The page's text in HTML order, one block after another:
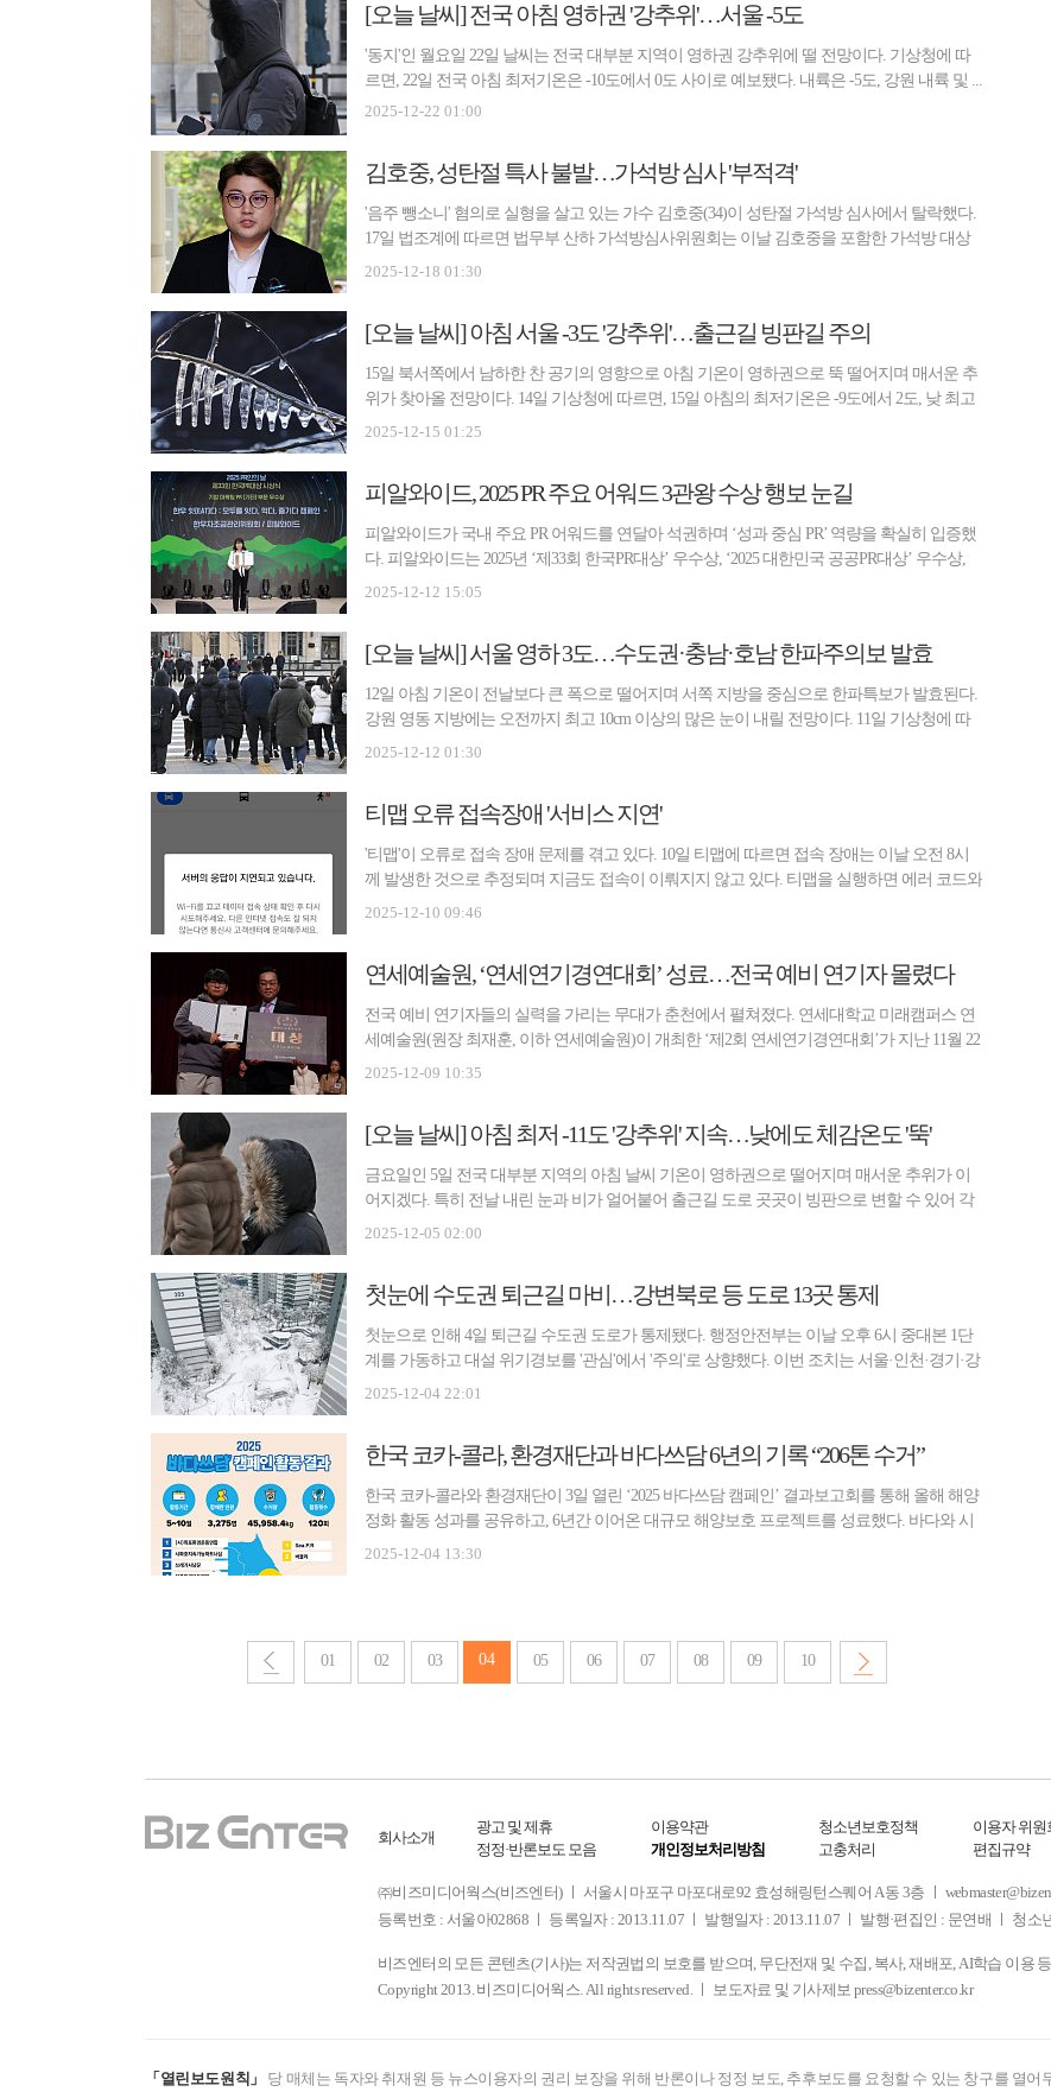
[오늘 날씨] 전국 아침 영하권 '강추위'…서울 -5도
'동지'인 월요일 22일 날씨는 전국 대부분 지역이 영하권 강추위에 떨 전망이다. 기상청에 따
르면, 22일 전국 아침 최저기온은 -10도에서 0도 사이로 예보됐다. 내륙은 -5도, 강원 내륙 및 ...
2025-12-22 01:00
김호중, 성탄절 특사 불발…가석방 심사 '부적격'
'음주 뺑소니' 혐의로 실형을 살고 있는 가수 김호중(34)이 성탄절 가석방 심사에서 탈락했다.
17일 법조계에 따르면 법무부 산하 가석방심사위원회는 이날 김호중을 포함한 가석방 대상
수...
2025-12-18 01:30
[오늘 날씨] 아침 서울 -3도 '강추위'…출근길 빙판길 주의
15일 북서쪽에서 남하한 찬 공기의 영향으로 아침 기온이 영하권으로 뚝 떨어지며 매서운 추
위가 찾아올 전망이다. 14일 기상청에 따르면, 15일 아침의 최저기온은 -9도에서 2도, 낮 최고
기...
2025-12-15 01:25
피알와이드, 2025 PR 주요 어워드 3관왕 수상 행보 눈길
피알와이드가 국내 주요 PR 어워드를 연달아 석권하며 ‘성과 중심 PR’ 역량을 확실히 입증했
다. 피알와이드는 2025년 ‘제33회 한국PR대상’ 우수상, ‘2025 대한민국 공공PR대상’ 우수상,
‘202...
2025-12-12 15:05
[오늘 날씨] 서울 영하 3도…수도권·충남·호남 한파주의보 발효
12일 아침 기온이 전날보다 큰 폭으로 떨어지며 서쪽 지방을 중심으로 한파특보가 발효된다.
강원 영동 지방에는 오전까지 최고 10cm 이상의 많은 눈이 내릴 전망이다. 11일 기상청에 따
르면...
2025-12-12 01:30
티맵 오류 접속장애 '서비스 지연'
'티맵'이 오류로 접속 장애 문제를 겪고 있다. 10일 티맵에 따르면 접속 장애는 이날 오전 8시
께 발생한 것으로 추정되며 지금도 접속이 이뤄지지 않고 있다. 티맵을 실행하면 에러 코드와
...
2025-12-10 09:46
연세예술원, ‘연세연기경연대회’ 성료…전국 예비 연기자 몰렸다
전국 예비 연기자들의 실력을 가리는 무대가 춘천에서 펼쳐졌다. 연세대학교 미래캠퍼스 연
세예술원(원장 최재훈, 이하 연세예술원)이 개최한 ‘제2회 연세연기경연대회’가 지난 11월 22
일 교...
2025-12-09 10:35
[오늘 날씨] 아침 최저 -11도 '강추위' 지속…낮에도 체감온도 '뚝'
금요일인 5일 전국 대부분 지역의 아침 날씨 기온이 영하권으로 떨어지며 매서운 추위가 이
어지겠다. 특히 전날 내린 눈과 비가 얼어붙어 출근길 도로 곳곳이 빙판으로 변할 수 있어 각
별한 ...
2025-12-05 02:00
첫눈에 수도권 퇴근길 마비…강변북로 등 도로 13곳 통제
첫눈으로 인해 4일 퇴근길 수도권 도로가 통제됐다. 행정안전부는 이날 오후 6시 중대본 1단
계를 가동하고 대설 위기경보를 '관심'에서 '주의'로 상향했다. 이번 조치는 서울·인천·경기·강
원...
2025-12-04 22:01
한국 코카-콜라, 환경재단과 바다쓰담 6년의 기록 “206톤 수거”
한국 코카-콜라와 환경재단이 3일 열린 ‘2025 바다쓰담 캠페인’ 결과보고회를 통해 올해 해양
정화 활동 성과를 공유하고, 6년간 이어온 대규모 해양보호 프로젝트를 성료했다. 바다와 시
민...
2025-12-04 13:30
01 02 03 04 05 06 07 08 09 10
회사소개
광고 및 제휴
정정·반론보도 모음
이용약관
개인정보처리방침
청소년보호정책
고충처리
이용자 위원
편집규약
㈜비즈미디어웍스(비즈엔터) ㅣ 서울시 마포구 마포대로92 효성해링턴스퀘어 A동 3층 ㅣ
등록번호 : 서울아02868 ㅣ 등록일자 : 2013.11.07 ㅣ 발행일자 : 2013.11.07 ㅣ 발행·편집인 : 문연배 ㅣ 청소
비즈엔터의 모든 콘텐츠(기사)는 저작권법의 보호를 받으며, 무단전재 및 수집, 복사, 재배포, AI학습 이용
Copyright 2013. 비즈미디어웍스. All rights reserved. ㅣ 보도자료 및 기사제보 press@bizenter.co.kr
「열린보도원칙」 당 매체는 독자와 취재원 등 뉴스이용자의 권리 보장을 위해 반론이나 정정 보도, 추후보도를 요청할 수 있는 창구를 열어